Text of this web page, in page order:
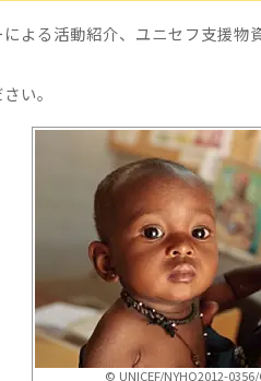
よる活動紹介、ユニセフ支援物
い。
© UNICEF/NYHQ2012-